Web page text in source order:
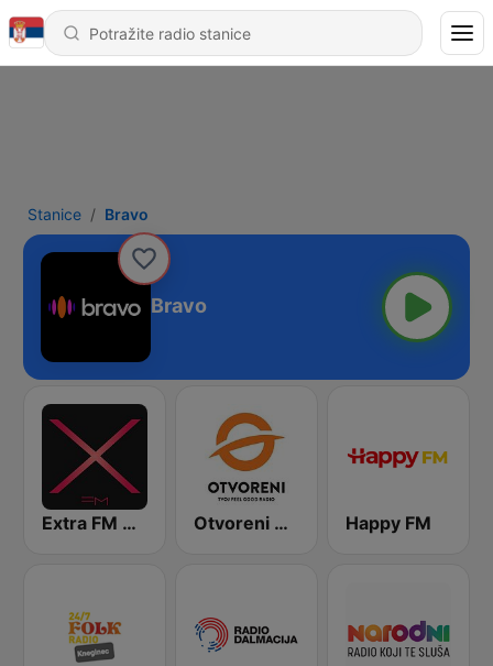
Stanice Bravo
Bravo
Extra FM 93.6 Otvoreni Radio Happy FM